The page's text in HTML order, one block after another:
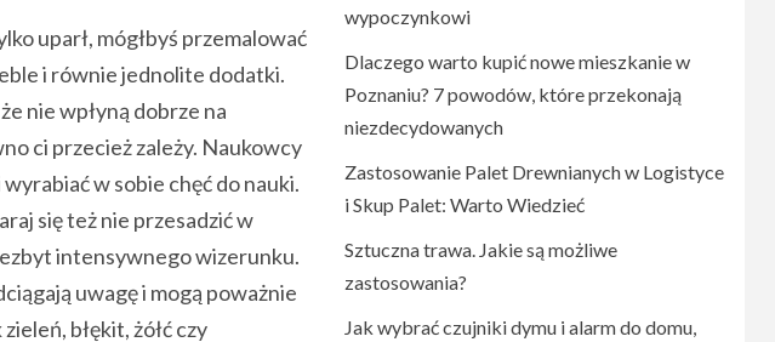
uparł, mógłbyś przemalować
i równie jednolite dodatki.
nie wpłyną dobrze na
ci przecież zależy. Naukowcy
w sobie chęć do nauki.
się też nie przesadzić w
intensywnego wizerunku.
uwagę i mogą poważnie
błękit, żółć czy
wypoczynkowi
Dlaczego warto kupić nowe mieszkanie w
Poznaniu? 7 powodów, które przekonają
niezdecydowanych
Zastosowanie Palet Drewnianych w Logistyce
i Skup Palet: Warto Wiedzieć
Sztuczna trawa. Jakie są możliwe
zastosowania?
Jak wybrać czujniki dymu i alarm do domu,